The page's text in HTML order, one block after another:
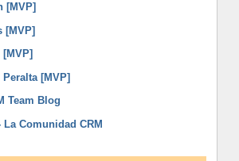
[MVP]
[MVP]
[MVP]
Team Blog
Comunidad CRM